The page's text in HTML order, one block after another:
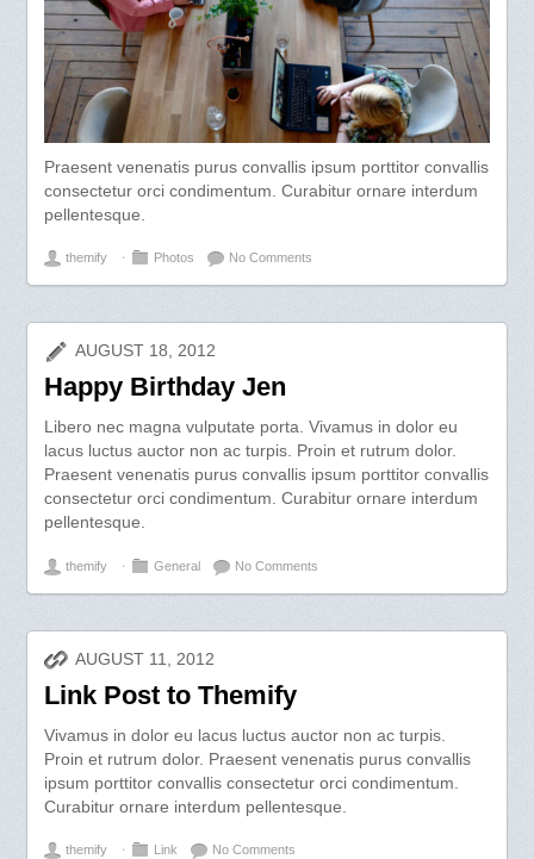
Praesent venenatis purus convallis ipsum porttitor convallis
consectetur orci condimentum. Curabitur ornare interdum
pellentesque.
themify ⋅ Photos No Comments
AUGUST 18, 2012
Happy Birthday Jen
Libero nec magna vulputate porta. Vivamus in dolor eu
lacus luctus auctor non ac turpis. Proin et rutrum dolor.
Praesent venenatis purus convallis ipsum porttitor convallis
consectetur orci condimentum. Curabitur ornare interdum
pellentesque.
themify ⋅ General No Comments
AUGUST 11, 2012
Link Post to Themify
Vivamus in dolor eu lacus luctus auctor non ac turpis.
Proin et rutrum dolor. Praesent venenatis purus convallis
ipsum porttitor convallis consectetur orci condimentum.
Curabitur ornare interdum pellentesque.
themify ⋅ Link No Comments